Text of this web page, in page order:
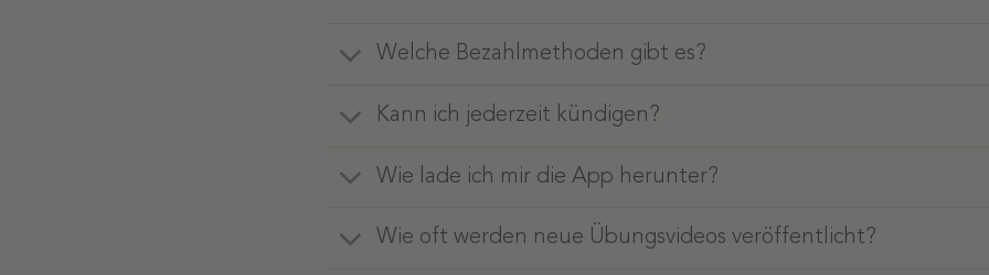
Welche Bezahlmethoden gibt es?
Kann ich jederzeit kündigen?
Wie lade ich mir die App herunter?
Wie oft werden neue Übungsvideos veröffentlicht?